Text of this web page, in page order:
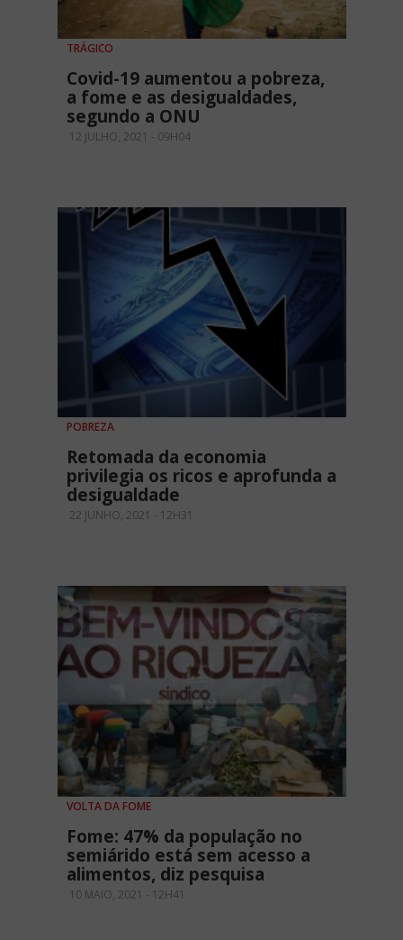
TRÁGICO
Covid-19 aumentou a pobreza,
a fome e as desigualdades,
segundo a ONU
12 JULHO, 2021 - 09H04
POBREZA
Retomada da economia
privilegia os ricos e aprofunda a
desigualdade
22 JUNHO, 2021 - 12H31
VOLTA DA FOME
Fome: 47% da população no
semiárido está sem acesso a
alimentos, diz pesquisa
10 MAIO, 2021 - 12H41